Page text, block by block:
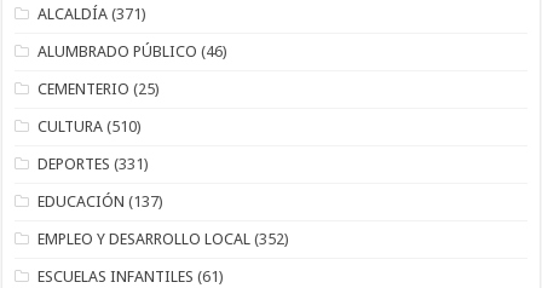
ALCALDÍA (371)
ALUMBRADO PÚBLICO (46)
CEMENTERIO (25)
CULTURA (510)
DEPORTES (331)
EDUCACIÓN (137)
EMPLEO Y DESARROLLO LOCAL (352)
ESCUELAS INFANTILES (61)